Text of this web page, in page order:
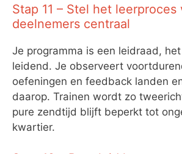
Stap 11 – Stel het leerproces
deelnemers centraal
Je programma is een leidraad,
leidend. Je observeert
oefeningen en feedback landen
daarop. Trainen wordt zo
pure zendtijd blijft beperkt tot
kwartier.